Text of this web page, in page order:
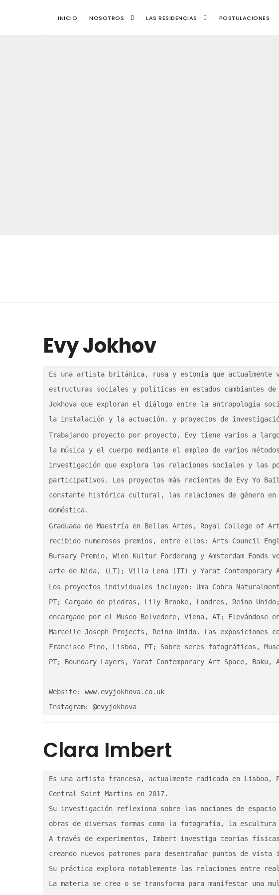
INICIO NOSOTROS LAS RESIDENCIAS POSTULACIONES
Evy Jokhov
Es una artista británica, rusa y estonia que
estructuras sociales y políticas en estados cambiantes
Jokhova que exploran el diálogo entre la antropología
la instalación y la actuación. y proyectos de
Trabajando proyecto por proyecto, Evy tiene varios a
la música y el cuerpo mediante el empleo de varios
investigación que explora las relaciones sociales y las
participativos. Los proyectos más recientes de Evy Yo
constante histórica cultural, las relaciones de género
doméstica.
Graduada de Maestría en Bellas Artes, Royal College of
recibido numerosos premios, entre ellos: Arts Council
Bursary Premio, Wien Kultur Förderung y Amsterdam
arte de Nida, (LT); Villa Lena (IT) y Yarat Contemporary
Los proyectos individuales incluyen: Uma Cobra
PT; Cargado de piedras, Lily Brooke, Londres, Reino
encargado por el Museo Belvedere, Viena, AT;
Marcelle Joseph Projects, Reino Unido. Las exposiciones
Francisco Fino, Lisboa, PT; Sobre seres fotográficos,
PT; Boundary Layers, Yarat Contemporary Art Space,
Website: www.evyjokhova.co.uk
Instagram: @evyjokhova
Clara Imbert
Es una artista francesa, actualmente radicada en Lisboa,
Central Saint Martins en 2017.
Su investigación reflexiona sobre las nociones de
obras de diversas formas como la fotografía, la
A través de experimentos, Imbert investiga teorías
creando nuevos patrones para desentrañar puntos de vista
Su práctica explora notablemente las relaciones entre
La materia se crea o se transforma para manifestar una